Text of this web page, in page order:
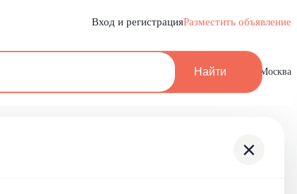
Вход и регистрацияРазместить объявление
Найти Москва
×